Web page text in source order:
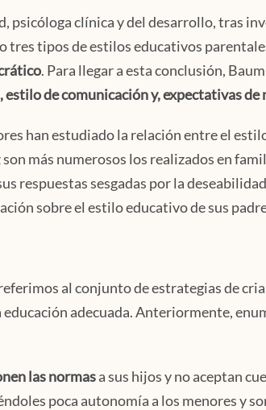
psicóloga clínica y del desarrollo, tras
tres tipos de estilos educativos
. Para llegar a esta conclusión,
de comunicación y, expectativas de
han estudiado la relación entre el
más numerosos los realizados en
respuestas sesgadas por la
sobre el estilo educativo de sus
al conjunto de estrategias de
adecuada. Anteriormente,
las normasa sus hijos y no aceptan
poca autonomía a los menores y